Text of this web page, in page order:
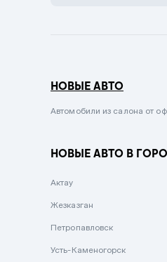
Сиреневый
Вишневый
НОВЫЕ АВТО
Автомобили из салона от
НОВЫЕ АВТО В
Актау
Жезказган
Петропавловск
Усть-Каменогорск